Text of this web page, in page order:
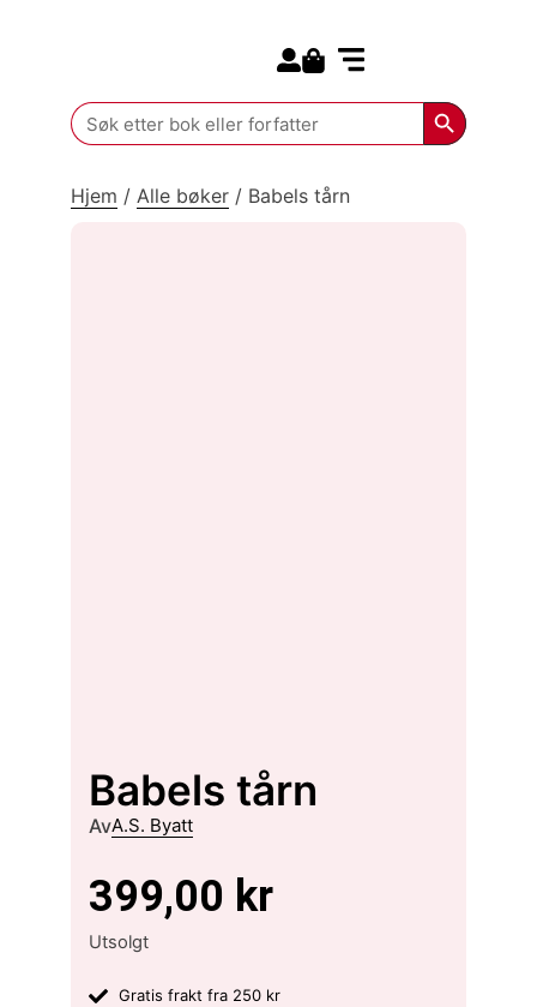
Search
for:
Search
Hjem / Alle bøker / Babels tårn
Babels tårn
AvA.S. Byatt
399,00 kr
Utsolgt
Gratis frakt fra 250 kr